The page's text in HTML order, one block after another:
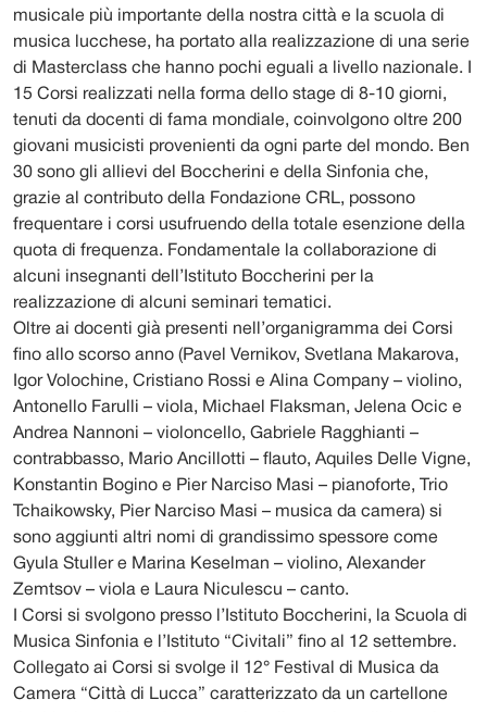
musicale più importante della nostra città e la scuola di
musica lucchese, ha portato alla realizzazione di una serie
di Masterclass che hanno pochi eguali a livello nazionale. I
15 Corsi realizzati nella forma dello stage di 8-10 giorni,
tenuti da docenti di fama mondiale, coinvolgono oltre 200
giovani musicisti provenienti da ogni parte del mondo. Ben
30 sono gli allievi del Boccherini e della Sinfonia che,
grazie al contributo della Fondazione CRL, possono
frequentare i corsi usufruendo della totale esenzione della
quota di frequenza. Fondamentale la collaborazione di
alcuni insegnanti dell’Istituto Boccherini per la
realizzazione di alcuni seminari tematici.
Oltre ai docenti già presenti nell’organigramma dei Corsi
fino allo scorso anno (Pavel Vernikov, Svetlana Makarova,
Igor Volochine, Cristiano Rossi e Alina Company – violino,
Antonello Farulli – viola, Michael Flaksman, Jelena Ocic e
Andrea Nannoni – violoncello, Gabriele Ragghianti –
contrabbasso, Mario Ancillotti – flauto, Aquiles Delle Vigne,
Konstantin Bogino e Pier Narciso Masi – pianoforte, Trio
Tchaikowsky, Pier Narciso Masi – musica da camera) si
sono aggiunti altri nomi di grandissimo spessore come
Gyula Stuller e Marina Keselman – violino, Alexander
Zemtsov – viola e Laura Niculescu – canto.
I Corsi si svolgono presso l’Istituto Boccherini, la Scuola di
Musica Sinfonia e l’Istituto “Civitali” fino al 12 settembre.
Collegato ai Corsi si svolge il 12° Festival di Musica da
Camera “Città di Lucca” caratterizzato da un cartellone